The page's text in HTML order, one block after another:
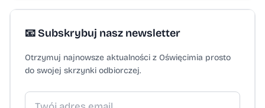
📧 Subskrybuj nasz newsletter
Otrzymuj najnowsze aktualności z Oświęcimia prosto
do swojej skrzynki odbiorczej.